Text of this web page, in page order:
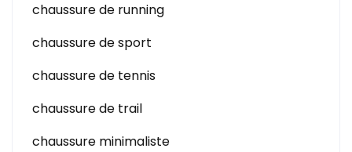
chaussure de running
chaussure de sport
chaussure de tennis
chaussure de trail
chaussure minimaliste